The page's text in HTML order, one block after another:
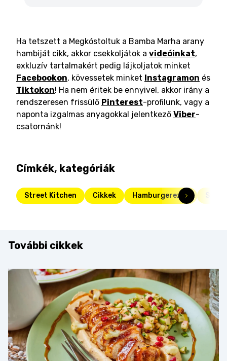
Ha tetszett a Megkóstoltuk a Bamba Marha arany
hambiját cikk, akkor csekkoljátok a videóinkat,
exkluzív tartalmakért pedig lájkoljatok minket
Facebookon, kövessetek minket Instagramon és
Tiktokon! Ha nem éritek be ennyivel, akkor irány a
rendszeresen frissülő Pinterest-profilunk, vagy a
naponta izgalmas anyagokkal jelentkező Viber-
csatornánk!
Címkék, kategóriák
Street Kitchen Cikkek Hamburgerezők
További cikkek